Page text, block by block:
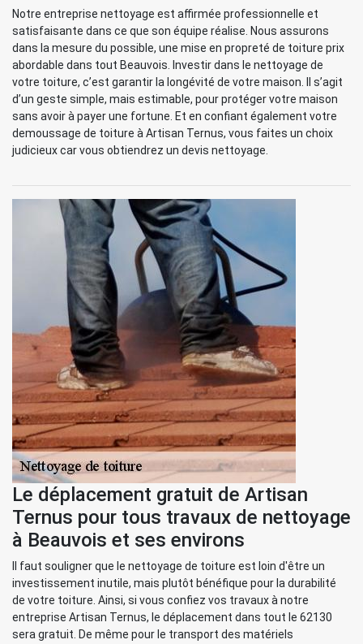
Notre entreprise nettoyage est affirmée professionnelle et
satisfaisante dans ce que son équipe réalise. Nous assurons
dans la mesure du possible, une mise en propreté de toiture prix
abordable dans tout Beauvois. Investir dans le nettoyage de
votre toiture, c’est garantir la longévité de votre maison. Il s’agit
d’un geste simple, mais estimable, pour protéger votre maison
sans avoir à payer une fortune. Et en confiant également votre
demoussage de toiture à Artisan Ternus, vous faites un choix
judicieux car vous obtiendrez un devis nettoyage.
Le déplacement gratuit de Artisan
Ternus pour tous travaux de nettoyage
à Beauvois et ses environs
Il faut souligner que le nettoyage de toiture est loin d'être un
investissement inutile, mais plutôt bénéfique pour la durabilité
de votre toiture. Ainsi, si vous confiez vos travaux à notre
entreprise Artisan Ternus, le déplacement dans tout le 62130
sera gratuit. De même pour le transport des matériels